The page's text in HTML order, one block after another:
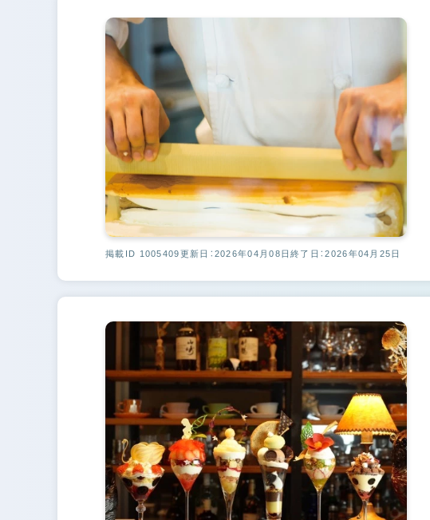
掲載ID 1005409更新日：2026年04月08日終了日：2026年04月25日